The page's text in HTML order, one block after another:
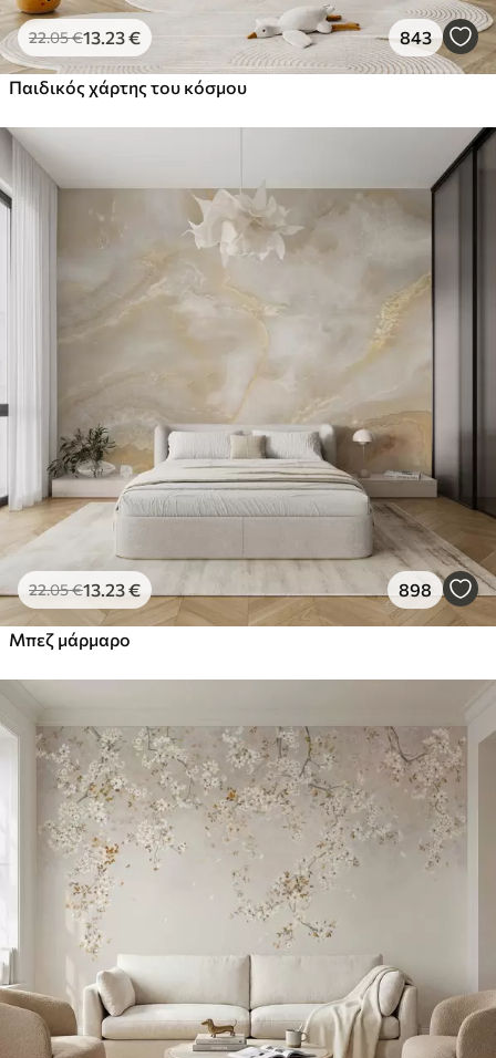
22.05€13 .23€ 843
Παιδικός χάρτης του κόσμου
22.05€13 .23€ 898
Μπεζ μάρμαρο